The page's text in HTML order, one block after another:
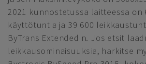
2021 kunnostetussa laitteessa on
käyttötuntia ja 39 600
ByTrans Extendedin. Jos etsit
leikkausominaisuuksia, harkitse